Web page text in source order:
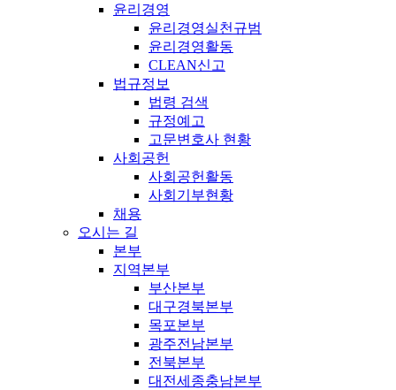
윤리경영
윤리경영실천규범
윤리경영활동
CLEAN신고
법규정보
법령 검색
규정예고
고문변호사 현황
사회공헌
사회공헌활동
사회기부현황
채용
오시는 길
본부
지역본부
부산본부
대구경북본부
목포본부
광주전남본부
전북본부
대전세종충남본부